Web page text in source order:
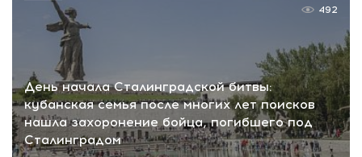
День начала Сталинградской битвы:
кубанская семья после многих лет поисков
нашла захоронение бойца, погибшего под
Сталинградом
492